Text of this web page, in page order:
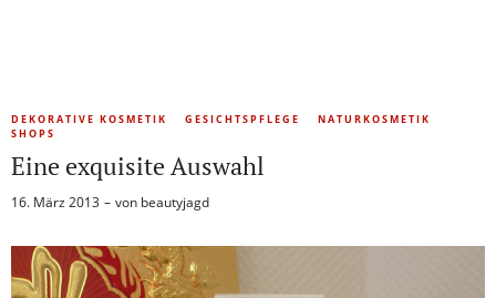
DEKORATIVE KOSMETIK GESICHTSPFLEGE
NATURKOSMETIK
SHOPS
Eine exquisite Auswahl
16. März 2013 von beautyjagd